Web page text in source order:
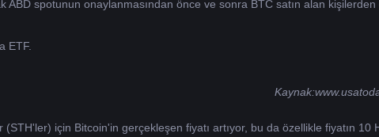
ETF.
Kaynak:
(STH'ler) için Bitcoin'in gerçekleşen fiyatı artıyor, bu da özellikle fiyatın